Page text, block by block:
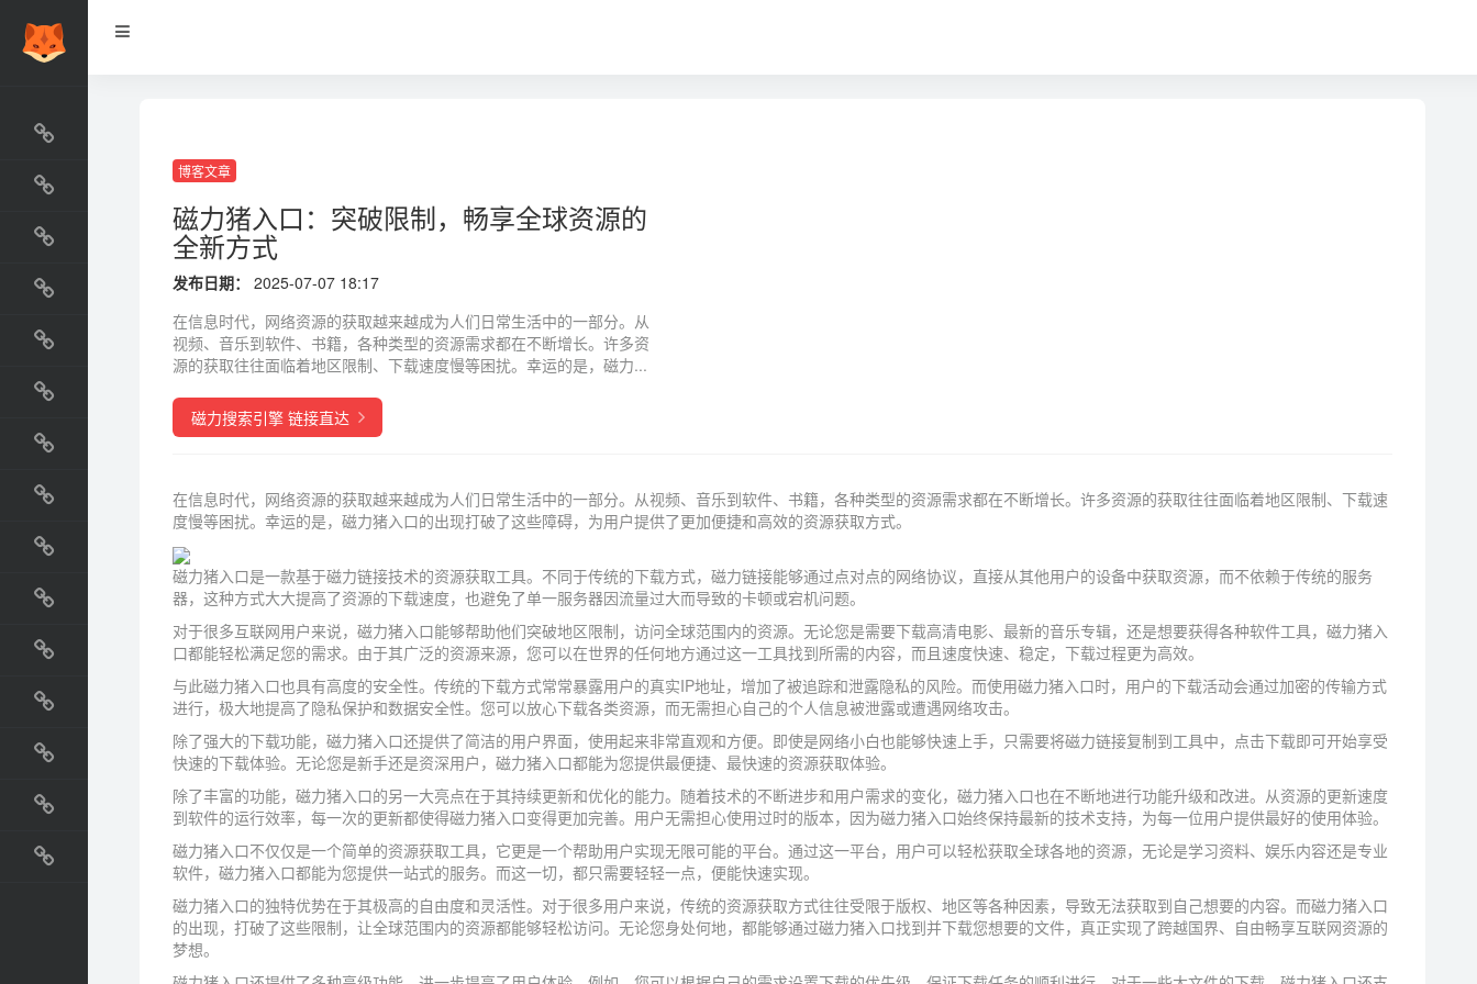
最新收录
网站资源榜
交流排行榜
金融排行榜
阅读排行榜
工具排行榜
设计排行榜
国外网站
生活
直播
动漫
电影
教程
纪录片
博客文章
磁力猪入口：突破限制，畅享全球资源的
全新方式
发布日期：
2025-07-07 18:17
在信息时代，网络资源的获取越来越成为人们日常生活中的一部分。从
视频、音乐到软件、书籍，各种类型的资源需求都在不断增长。许多资
源的获取往往面临着地区限制、下载速度慢等困扰。幸运的是，磁力...
磁力搜索引擎 链接直达
在信息时代，网络资源的获取越来越成为人们日常生活中的一部分。从视频、音乐到软件、书籍，各种类型的资源需求都在不断增长。许多资源的获取往往面临着地区限制、下载速
度慢等困扰。幸运的是，磁力猪入口的出现打破了这些障碍，为用户提供了更加便捷和高效的资源获取方式。
磁力猪入口是一款基于磁力链接技术的资源获取工具。不同于传统的下载方式，磁力链接能够通过点对点的网络协议，直接从其他用户的设备中获取资源，而不依赖于传统的服务
器，这种方式大大提高了资源的下载速度，也避免了单一服务器因流量过大而导致的卡顿或宕机问题。
对于很多互联网用户来说，磁力猪入口能够帮助他们突破地区限制，访问全球范围内的资源。无论您是需要下载高清电影、最新的音乐专辑，还是想要获得各种软件工具，磁力猪入
口都能轻松满足您的需求。由于其广泛的资源来源，您可以在世界的任何地方通过这一工具找到所需的内容，而且速度快速、稳定，下载过程更为高效。
与此磁力猪入口也具有高度的安全性。传统的下载方式常常暴露用户的真实IP地址，增加了被追踪和泄露隐私的风险。而使用磁力猪入口时，用户的下载活动会通过加密的传输方式
进行，极大地提高了隐私保护和数据安全性。您可以放心下载各类资源，而无需担心自己的个人信息被泄露或遭遇网络攻击。
除了强大的下载功能，磁力猪入口还提供了简洁的用户界面，使用起来非常直观和方便。即使是网络小白也能够快速上手，只需要将磁力链接复制到工具中，点击下载即可开始享受
快速的下载体验。无论您是新手还是资深用户，磁力猪入口都能为您提供最便捷、最快速的资源获取体验。
除了丰富的功能，磁力猪入口的另一大亮点在于其持续更新和优化的能力。随着技术的不断进步和用户需求的变化，磁力猪入口也在不断地进行功能升级和改进。从资源的更新速度
到软件的运行效率，每一次的更新都使得磁力猪入口变得更加完善。用户无需担心使用过时的版本，因为磁力猪入口始终保持最新的技术支持，为每一位用户提供最好的使用体验。
磁力猪入口不仅仅是一个简单的资源获取工具，它更是一个帮助用户实现无限可能的平台。通过这一平台，用户可以轻松获取全球各地的资源，无论是学习资料、娱乐内容还是专业
软件，磁力猪入口都能为您提供一站式的服务。而这一切，都只需要轻轻一点，便能快速实现。
磁力猪入口的独特优势在于其极高的自由度和灵活性。对于很多用户来说，传统的资源获取方式往往受限于版权、地区等各种因素，导致无法获取到自己想要的内容。而磁力猪入口
的出现，打破了这些限制，让全球范围内的资源都能够轻松访问。无论您身处何地，都能够通过磁力猪入口找到并下载您想要的文件，真正实现了跨越国界、自由畅享互联网资源的
梦想。